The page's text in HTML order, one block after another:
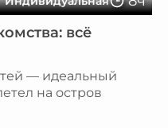
всё
— идеальный
на остров